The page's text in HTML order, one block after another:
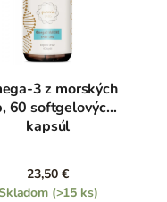
zíďte na koniec
aj aký je rozdiel
výbehu alebo v
3 z morských
60 softgelových
kapsúl
23,50 €
(>15 ks)